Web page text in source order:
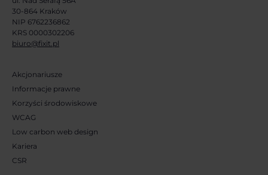
30-864 Kraków
NIP 6762236862
KRS 0000302206
biuro@fixit.pl
Akcjonariusze
Informacje prawne
Korzyści środowiskowe
WCAG
Low carbon web design
Kariera
CSR